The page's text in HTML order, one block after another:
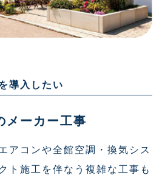
導入したい
メーカー工事
アコンや全館空調・換気シス
ト施工を伴なう複雑な工事も